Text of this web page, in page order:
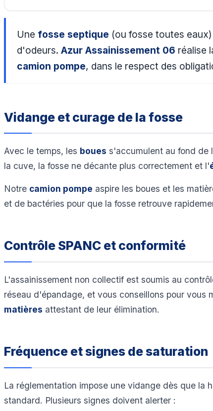
Une fosse septique (ou fosse toutes
d'odeurs.Azur Assainissement 06 réalise
camion pompe, dans le respect des
Vidange et curage de la fosse
Avec le temps, les boues s'accumulent au fond de
la cuve, la fosse ne décante plus correctement et l'
Notre camion pompe aspire les boues et les
et de bactéries pour que la fosse retrouve
Contrôle SPANC et conformité
L'assainissement non collectif est soumis au
réseau d'épandage, et vous conseillons pour vous
matières attestant de leur élimination.
Fréquence et signes de saturation
La réglementation impose une vidange dès que
standard. Plusieurs signes doivent alerter :